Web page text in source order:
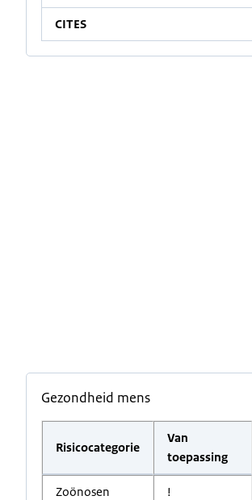
CITES
Gezondheid mens
Risicocategorie
Van
toepassing
Zoönosen
!